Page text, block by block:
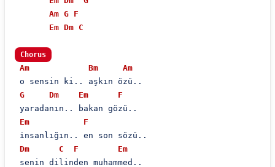
Am G
F
Em Dm C
Chorus
Am Bm
Am
o sensin ki.. aşkın özü..
G
Dm Em
F
yaradanın.. bakan gözü..
Em
F
i̇nsanlığın.. en son sözü..
Dm
C F
Em
senin dilinden muhammed..